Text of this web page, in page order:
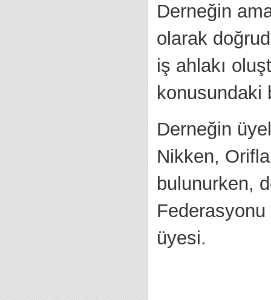
Derneğin
olarak
iş ahlakı
konusundaki
Derneğin
Nikken,
bulunurken,
üyesi.